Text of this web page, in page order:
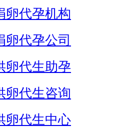
卵代孕机构
卵代孕公司
卵代生助孕
卵代生咨询
卵代生中心